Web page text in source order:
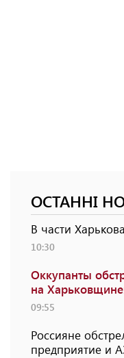
ОСТАННІ
В части
10:30
Оккупанты
на
09:55
Россияне
предприятие и